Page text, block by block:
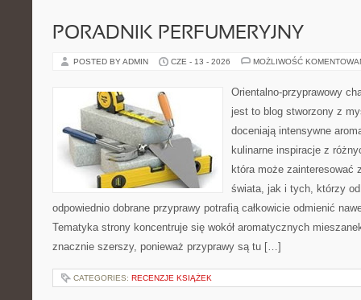
PORADNIK PERFUMERYJNY
POSTED BY ADMIN CZE - 13 - 2026 MOŻLIWOŚĆ
Orientalno-przyprawowy
jest to blog stworzony z
doceniają intensywne
kulinarne inspiracje z
która może zainteresować
świata, jak i tych, którzy
odpowiednio dobrane przyprawy potrafią całkowicie odmienić
Tematyka strony koncentruje się wokół aromatycznych
znacznie szerszy, ponieważ przyprawy są tu […]
CATEGORIES: RECENZJE KSIĄŻEK